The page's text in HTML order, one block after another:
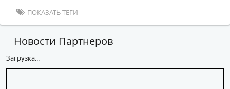
ПОКАЗАТЬ ТЕГИ
Новости Партнеров
Загрузка...